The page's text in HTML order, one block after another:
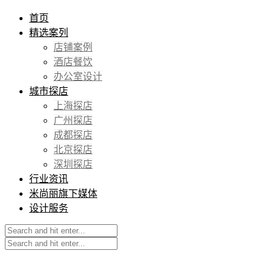
首页
精选案列
店铺案例
酒店餐饮
办公室设计
城市探店
上海探店
广州探店
成都探店
北京探店
深圳探店
行业资讯
米尚丽旗下媒体
设计服务